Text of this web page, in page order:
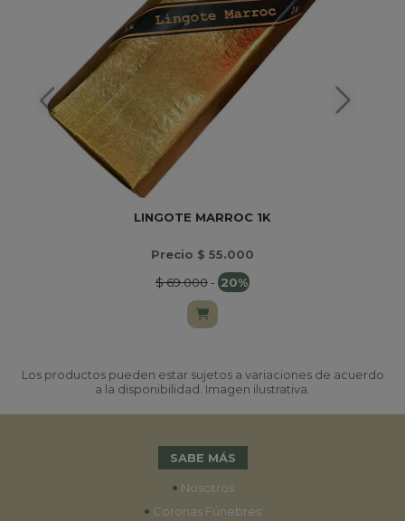
LINGOTE MARROC 1K
Precio $ 55.000
$ 69.000- 20%
Los productos pueden estar sujetos a variaciones de acuerdo
a la disponibilidad. Imagen ilustrativa.
SABE MÁS
• Nosotros
• Coronas Fúnebres